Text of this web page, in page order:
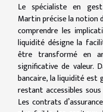
Le spécialiste en
Martin précise la notion
comprendre les
liquidité désigne la
être transformé en
significative de valeur.
bancaire, la liquidité est
restant accessibles
Les contrats